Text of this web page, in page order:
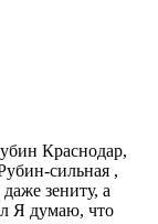
Краснодар,
сильная ,
зениту, а
Я думаю, что